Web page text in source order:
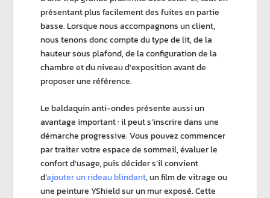
présentant plus facilement des fuites en partie
basse. Lorsque nous accompagnons un client,
nous tenons donc compte du type de lit, de la
hauteur sous plafond, de la configuration de la
chambre et du niveau d’exposition avant de
proposer une référence.
Lebaldaquin anti-ondesprésente aussi un
avantage important : il peut s’inscrire dans une
démarche progressive. Vous pouvez commencer
par traiter votreespace de sommeil, évaluer le
confort d’usage, puis décider s’il convient
d’ajouter un rideau blindant, un film de vitrage ou
unepeinture YShieldsur un mur exposé. Cette